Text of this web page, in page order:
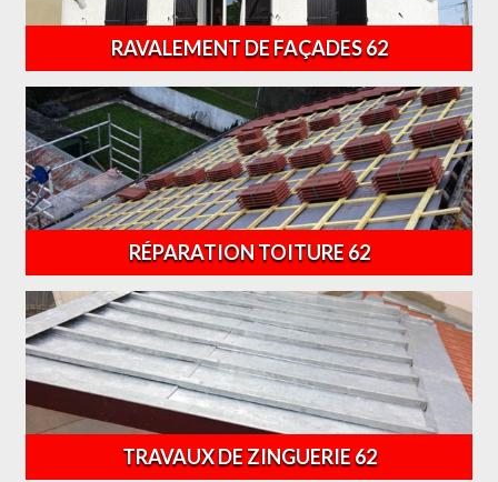
RAVALEMENT DE FAÇADES 62
RÉPARATION TOITURE 62
TRAVAUX DE ZINGUERIE 62